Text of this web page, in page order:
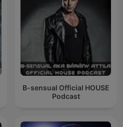
B-sensual Official HOUSE
Podcast